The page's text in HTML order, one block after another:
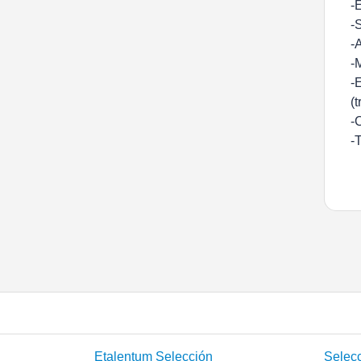
-
-
-
-
-
-
-
Etalentum Selección